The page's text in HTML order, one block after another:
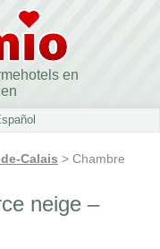
en
Calais > Chambre
neige –